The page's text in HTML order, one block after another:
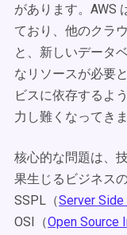
があります。AWS
ており、他のクラ
と、新しいデータ
なリソースが必要
ビスに依存するよ
力し難くなってきま
核心的な問題は、
果生じるビジネス
SSPL（Server
OSI（Open Source